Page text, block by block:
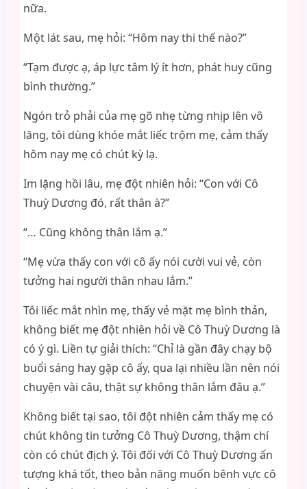
nữa.
Một lát sau, mẹ hỏi: “Hôm nay thi thế nào?”
“Tạm được ạ, áp lực tâm lý ít hơn, phát huy cũng
bình thường.”
Ngón trỏ phải của mẹ gõ nhẹ từng nhịp lên vô
lăng, tôi dùng khóe mắt liếc trộm mẹ, cảm thấy
hôm nay mẹ có chút kỳ lạ.
Im lặng hồi lâu, mẹ đột nhiên hỏi: “Con với Cô
Thuỳ Dương đó, rất thân à?”
“… Cũng không thân lắm ạ.”
“Mẹ vừa thấy con với cô ấy nói cười vui vẻ, còn
tưởng hai người thân nhau lắm.”
Tôi liếc mắt nhìn mẹ, thấy vẻ mặt mẹ bình thản,
không biết mẹ đột nhiên hỏi về Cô Thuỳ Dương là
có ý gì. Liền tự giải thích: “Chỉ là gần đây chạy bộ
buổi sáng hay gặp cô ấy, qua lại nhiều lần nên nói
chuyện vài câu, thật sự không thân lắm đâu ạ.”
Không biết tại sao, tôi đột nhiên cảm thấy mẹ có
chút không tin tưởng Cô Thuỳ Dương, thậm chí
còn có chút địch ý. Tôi đối với Cô Thuỳ Dương ấn
tượng khá tốt, theo bản năng muốn bênh vực cô